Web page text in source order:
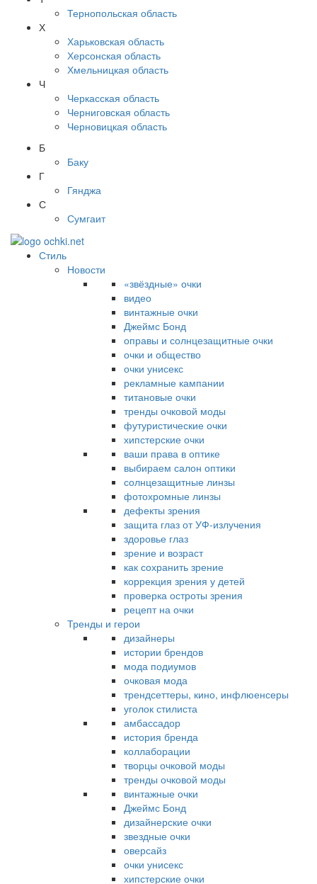
Тернопольская область
Х
Харьковская область
Херсонская область
Хмельницкая область
Ч
Черкасская область
Черниговская область
Черновицкая область
Б
Баку
Г
Гянджа
С
Сумгаит
Стиль
Новости
«звёздные» очки
видео
винтажные очки
Джеймс Бонд
оправы и солнцезащитные очки
очки и общество
очки унисекс
рекламные кампании
титановые очки
тренды очковой моды
футуристические очки
хипстерские очки
ваши права в оптике
выбираем салон оптики
солнцезащитные линзы
фотохромные линзы
дефекты зрения
защита глаз от УФ-излучения
здоровье глаз
зрение и возраст
как сохранить зрение
коррекция зрения у детей
проверка остроты зрения
рецепт на очки
Тренды и герои
дизайнеры
истории брендов
мода подиумов
очковая мода
трендсеттеры, кино, инфлюенсеры
уголок стилиста
амбассадор
история бренда
коллаборации
творцы очковой моды
тренды очковой моды
винтажные очки
Джеймс Бонд
дизайнерские очки
звездные очки
оверсайз
очки унисекс
хипстерские очки